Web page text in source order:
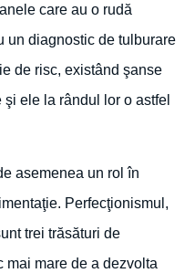
care au o rudă
un diagnostic de tulburare
de risc, existând şanse
ele la rândul lor o astfel
asemenea un rol în
Perfecţionismul,
trei trăsături de
mai mare de a dezvolta